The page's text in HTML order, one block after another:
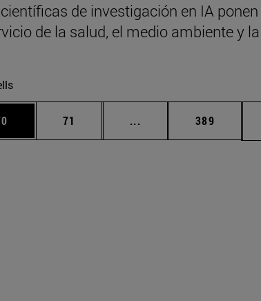
de investigación en IA
de la salud, el medio ambiente y la
para desplazarse.
Página
71 ... Páginas intermedias
Página
389